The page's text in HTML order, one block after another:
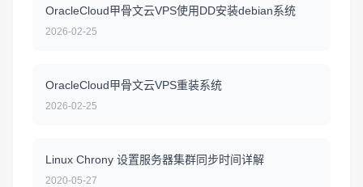
OracleCloud甲骨文云VPS使用DD安装debian系统
2026-02-25
OracleCloud甲骨文云VPS重装系统
2026-02-25
Linux Chrony 设置服务器集群同步时间详解
2020-05-27